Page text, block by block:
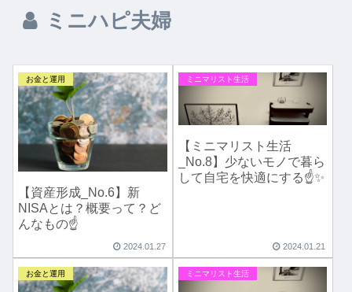
ミニハピ夫婦
お金と運用
【資産形成_No.6】新
NISAとは？概要って？ど
んなもの☝️
2024.01.27
ミニマリスト生活
【ミニマリスト生活
_No.8】少ないモノで暮ら
して自宅を快適にする☝️✨
2024.01.21
お金と運用 ミニマリスト生活